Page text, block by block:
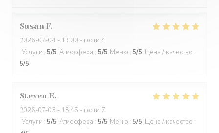
Susan F
2026-07-04 - 19:00 - гости 4
Услуги : 5/5 Атмосфера : 5/5 Меню : 5/5 Цена / качество :
5/5
Steven E
2026-07-03 - 18:45 - гости 7
Услуги : 5/5 Атмосфера : 5/5 Меню : 5/5 Цена / качество :